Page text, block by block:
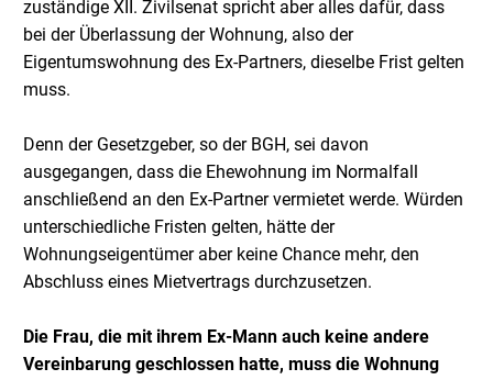
zuständige XII. Zivilsenat spricht aber alles dafür, dass
bei der Überlassung der Wohnung, also der
Eigentumswohnung des Ex-Partners, dieselbe Frist gelten
muss.
Denn der Gesetzgeber, so der BGH, sei davon
ausgegangen, dass die Ehewohnung im Normalfall
anschließend an den Ex-Partner vermietet werde. Würden
unterschiedliche Fristen gelten, hätte der
Wohnungseigentümer aber keine Chance mehr, den
Abschluss eines Mietvertrags durchzusetzen.
Die Frau, die mit ihrem Ex-Mann auch keine andere
Vereinbarung geschlossen hatte, muss die Wohnung